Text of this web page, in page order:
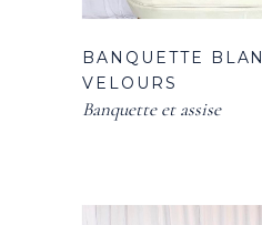
BANQUETTE
VELOURS
Banquette et assise